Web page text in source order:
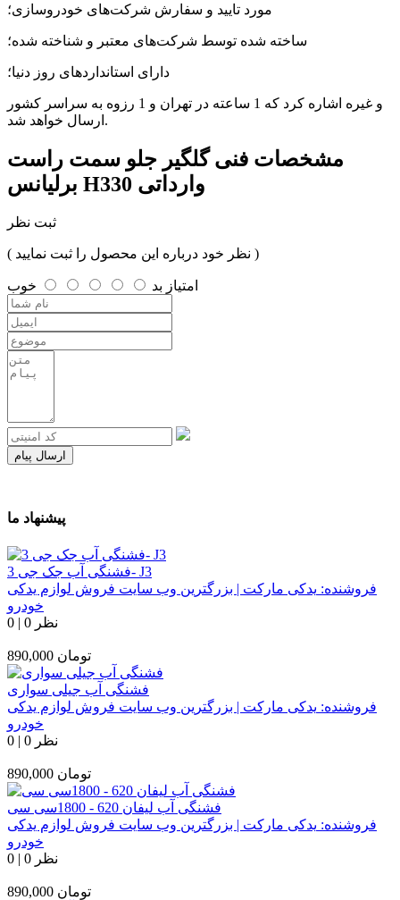
مورد تایید و سفارش شرکت‌های خودروسازی؛
ساخته شده توسط شرکت‌های معتبر و شناخته شده؛
دارای استانداردهای روز دنیا؛
و غیره اشاره کرد که 1 ساعته در تهران و 1 رزوه به سراسر کشور
ارسال خواهد شد.
مشخصات فنیگلگیر جلو سمت راست
برلیانس H330 وارداتی
ثبت نظر
( نظر خود درباره این محصول را ثبت نمایید )
امتیاز بد خوب
ارسال پیام
پیشنهاد ما
فشنگی آب جک جی 3- J3
فروشنده: یدکی مارکت | بزرگترین وب سایت فروش لوازم یدکی
خودرو
0 | 0 نظر
890,000 تومان
فشنگی آب جیلی سواری
فروشنده: یدکی مارکت | بزرگترین وب سایت فروش لوازم یدکی
خودرو
0 | 0 نظر
890,000 تومان
فشنگی آب لیفان 620 - 1800سی سی
فروشنده: یدکی مارکت | بزرگترین وب سایت فروش لوازم یدکی
خودرو
0 | 0 نظر
890,000 تومان